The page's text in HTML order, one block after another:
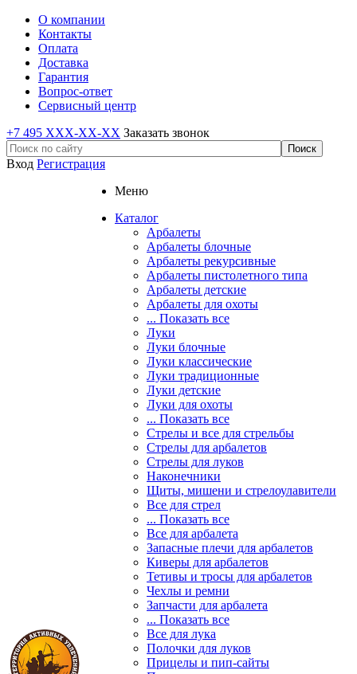
О компании
Контакты
Оплата
Доставка
Гарантия
Вопрос-ответ
Сервисный центр
+7 495 XXX-XX-XX Заказать звонок
Вход Регистрация
Меню
Каталог
Арбалеты
Арбалеты блочные
Арбалеты рекурсивные
Арбалеты пистолетного типа
Арбалеты детские
Арбалеты для охоты
... Показать все
Луки
Луки блочные
Луки классические
Луки традиционные
Луки детские
Луки для охоты
... Показать все
Стрелы и все для стрельбы
Стрелы для арбалетов
Стрелы для луков
Наконечники
Щиты, мишени и стрелоулавители
Все для стрел
... Показать все
Все для арбалета
Запасные плечи для арбалетов
Киверы для арбалетов
Тетивы и тросы для арбалетов
Чехлы и ремни
Запчасти для арбалета
... Показать все
Все для лука
Полочки для луков
Прицелы и пип-сайты